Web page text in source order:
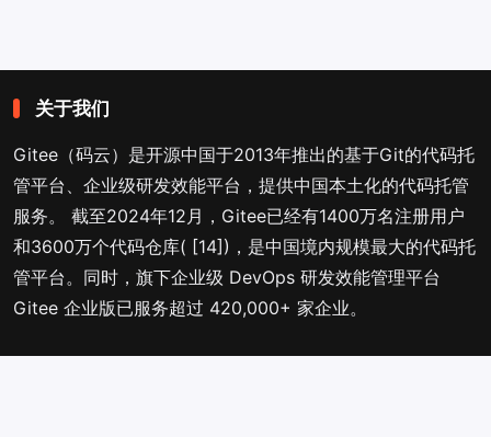
关于我们
Gitee（码云）是开源中国于2013年推出的基于Git的代码托
管平台、企业级研发效能平台，提供中国本土化的代码托管
服务。 截至2024年12月，Gitee已经有1400万名注册用户
和3600万个代码仓库( [14])，是中国境内规模最大的代码托
管平台。同时，旗下企业级 DevOps 研发效能管理平台
Gitee 企业版已服务超过 420,000+ 家企业。